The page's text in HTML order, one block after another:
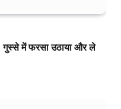
गुस्से में फरसा उठाया और ले